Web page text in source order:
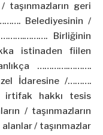
taşınmazların geri
Belediyesinin /
Birliğinin
istinaden fiilen
………….……….
İdaresine /……….
irtifak hakkı tesis
/ taşınmazların
/ taşınmazlar